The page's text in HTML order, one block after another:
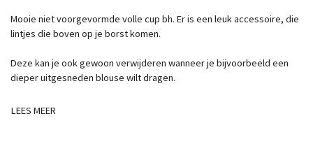
Mooie niet voorgevormde volle cup bh. Er is een leuk accessoire, die
lintjes die boven op je borst komen.
Deze kan je ook gewoon verwijderen wanneer je bijvoorbeeld een
dieper uitgesneden blouse wilt dragen.
LEES MEER